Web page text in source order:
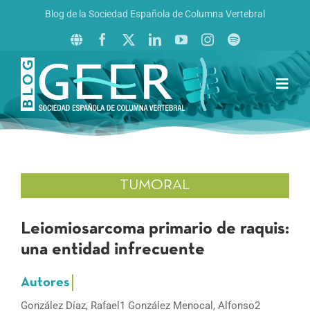
Blog de la Sociedad Española de Columna Vertebral
Inicio
Revista La Columna al Día
TUMORAL
Leiomiosarcoma primario de raquis:
una entidad infrecuente
González Díaz, Rafael1 González Menocal, Alfonso2